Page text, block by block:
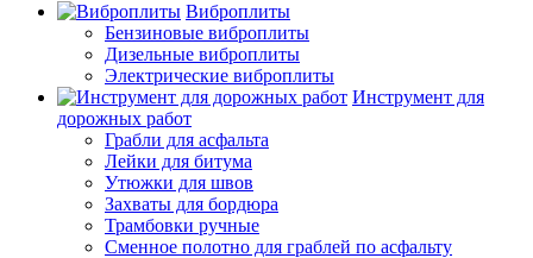
Виброплиты
Бензиновые виброплиты
Дизельные виброплиты
Электрические виброплиты
Инструмент для
дорожных работ
Грабли для асфальта
Лейки для битума
Утюжки для швов
Захваты для бордюра
Трамбовки ручные
Сменное полотно для граблей по асфальту